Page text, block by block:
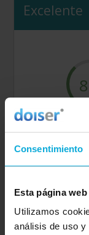
Consentimiento
Esta página
Utilizamos
análisis de uso y
Excelente